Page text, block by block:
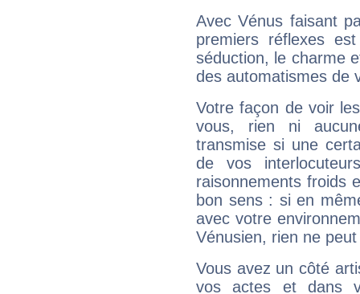
Avec Vénus faisant
premiers réflexes
séduction, le charme
des automatismes de
Votre façon de voir
vous, rien ni
transmise si une
de vos
raisonnements froids
bon sens : si en
avec votre
Vénusien, rien ne
Vous avez un côté
vos actes et dans